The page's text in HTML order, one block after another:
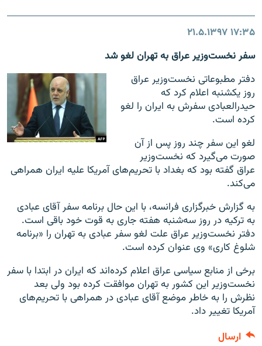
۱۷:۳۵۲۱.۵.۱۳۹۷
سفر نخست‌وزیر عراق به تهران لغو شد
دفتر مطبوعاتی نخست‌وزیر عراق
روز یکشنبه اعلام کرد که
حیدرالعبادی سفرش به ایران را لغو
کرده است.
لغو این سفر چند روز پس از آن
صورت می‌گیرد که نخست‌وزیر
عراق گفته بود که بغداد با تحریم‌های آمریکا علیه ایران همراهی
می‌کند.
به گزارش خبرگزاری فرانسه، با این حال برنامه سفر آقای عبادی
به ترکیه در روز سه‌شنبه هفته جاری به قوت خود باقی است.
دفتر نخست‌وزیر عراق علت لغو سفر عبادی به تهران را «برنامه
شلوغ کاری» وی عنوان کرده است.
برخی از منابع سیاسی عراق اعلام کرده‌اند که ایران در ابتدا با سفر
نخست‌وزیر این کشور به تهران موافقت کرده بود ولی بعد
نظرش را به خاطر موضع آقای عبادی در همراهی با تحریم‌های
آمریکا تغییر داد.
ارسال